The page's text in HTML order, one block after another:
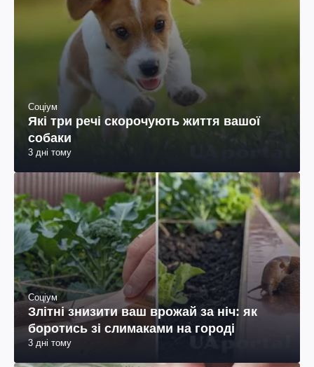
Соціум
Які три речі скорочують життя вашої
собаки
3 дні тому
Соціум
Злітні знизити ваш врожай за ніч: як
боротись зі слимаками на городі
3 дні тому